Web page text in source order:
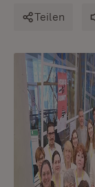
Teilen